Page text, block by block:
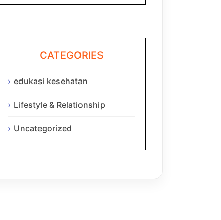
CATEGORIES
edukasi kesehatan
Lifestyle & Relationship
Uncategorized